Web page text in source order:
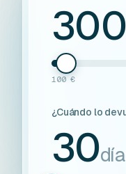
300
100 €
¿Cuándo lo
30